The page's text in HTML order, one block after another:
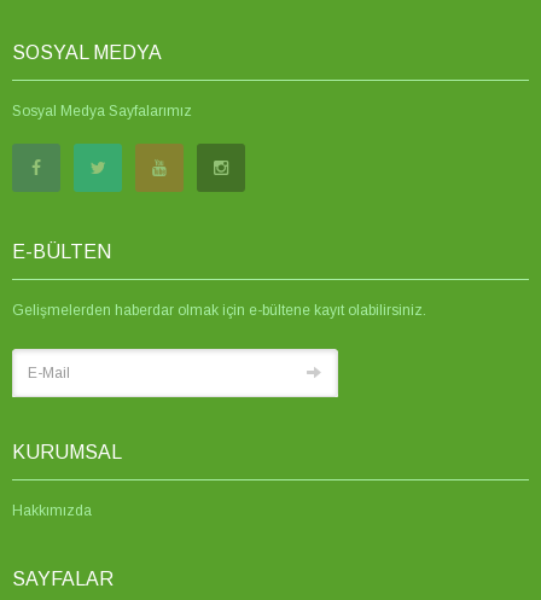
SOSYAL MEDYA
Sosyal Medya Sayfalarımız
E-BÜLTEN
Gelişmelerden haberdar olmak için e-bültene kayıt olabilirsiniz.
KURUMSAL
Hakkımızda
SAYFALAR